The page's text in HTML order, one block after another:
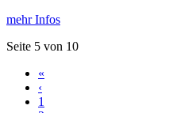
mehr Infos
Seite 5 von 10
«
‹
1